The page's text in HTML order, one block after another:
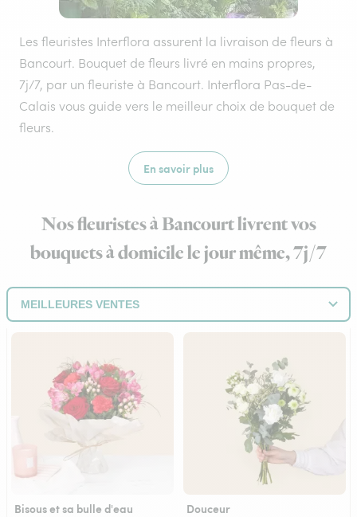
Les fleuristes Interflora assurent la livraison de fleurs à
Bancourt. Bouquet de fleurs livré en mains propres,
7j/7, par un fleuriste à Bancourt. Interflora Pas-de-
Calais vous guide vers le meilleur choix de bouquet de
fleurs.
En savoir plus
Nos fleuristes à Bancourt livrent vos
bouquets à domicile le jour même, 7j/7
Bisous et sa bulle d'eau Douceur